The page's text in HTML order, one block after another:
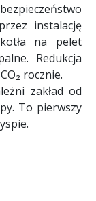
instalację
na pelet
Redukcja
rocznie.
zakład od
To pierwszy